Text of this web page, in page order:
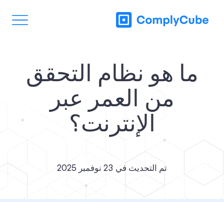
ما هو نظام التحقق
من العمر عبر
الإنترنت؟
تم التحديث في 23 نوفمبر 2025